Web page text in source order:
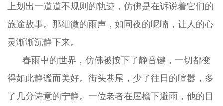
上划出一道道不规则的轨迹，仿佛是在诉说着它们的
旅途故事。那细微的雨声，如同夜的呢喃，让人的心
灵渐渐沉静下来。
春雨中的世界，仿佛被按下了静音键，一切都变
得如此静谧而美好。街头巷尾，少了往日的喧嚣，多
了几分诗意的宁静。一位老者在屋檐下避雨，他的目